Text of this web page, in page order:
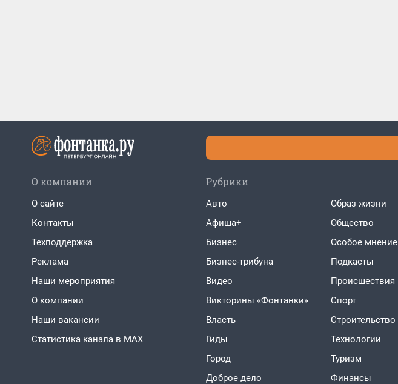
О компании
О сайте
Контакты
Техподдержка
Реклама
Наши мероприятия
О компании
Наши вакансии
Статистика канала в MAX
Рубрики
Авто
Афиша+
Бизнес
Бизнес-трибуна
Видео
Викторины «Фонтанки»
Власть
Гиды
Город
Доброе дело
Образ жизни
Общество
Особое мнение
Подкасты
Проиcшествия
Спорт
Строительство
Технологии
Туризм
Финансы